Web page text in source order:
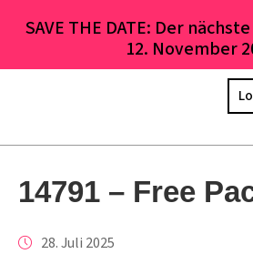
SAVE THE DATE: Der
12. November
14791 – Free
28. Juli 2025